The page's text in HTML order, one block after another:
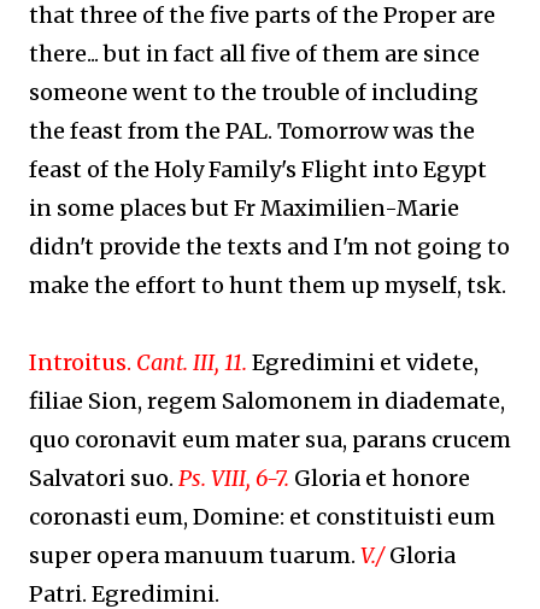
that three of the five parts of the Proper are
there... but in fact all five of them are since
someone went to the trouble of including
the feast from the PAL. Tomorrow was the
feast of the Holy Family's Flight into Egypt
in some places but Fr Maximilien-Marie
didn't provide the texts and I'm not going to
make the effort to hunt them up myself, tsk.
Introitus. Cant. III, 11. Egredimini et videte,
filiae Sion, regem Salomonem in diademate,
quo coronavit eum mater sua, parans crucem
Salvatori suo. Ps. VIII, 6-7. Gloria et honore
coronasti eum, Domine: et constituisti eum
super opera manuum tuarum. V./Gloria
Patri. Egredimini.